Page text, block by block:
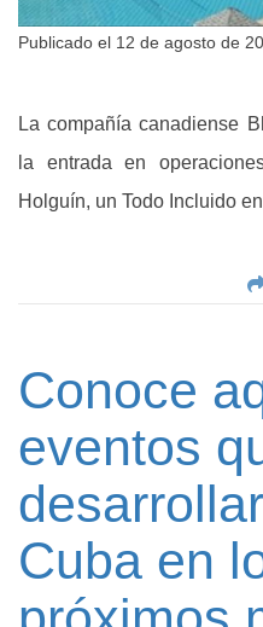
Publicado el 12 de agosto de
La compañía canadiense
la entrada en
Holguín, un Todo Incluido
Conoce
eventos
Cuba en